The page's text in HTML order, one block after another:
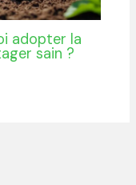
adopter la
sain ?